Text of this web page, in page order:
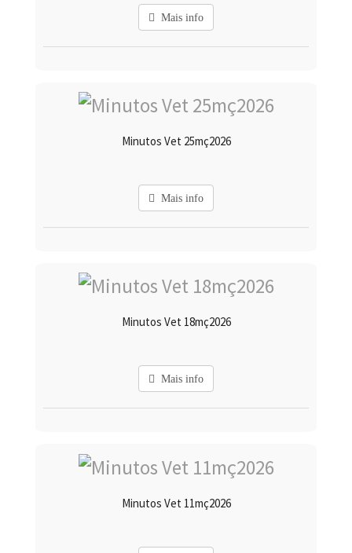
Mais info
Minutos Vet 25mç2026
Mais info
Minutos Vet 18mç2026
Mais info
Minutos Vet 11mç2026